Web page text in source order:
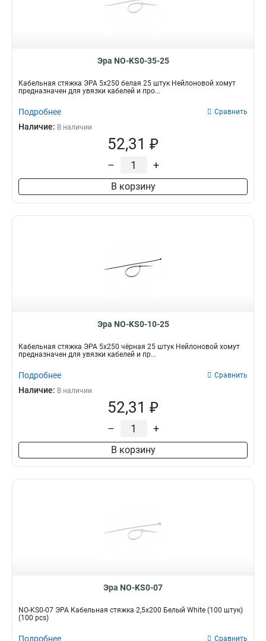
Эра NO-KS0-35-25
Кабельная стяжка ЭРА 5x250 белая 25 штук Нейлоновой хомут
предназначен для увязки кабелей и про...
Подробнее Сравнить
Наличие: В наличии
52,31 ₽
– +
В корзину
Эра NO-KS0-10-25
Кабельная стяжка ЭРА 5x250 чёрная 25 штук Нейлоновой хомут
предназначен для увязки кабелей и пр...
Подробнее Сравнить
Наличие: В наличии
52,31 ₽
– +
В корзину
Эра NO-KS0-07
NO-KS0-07 ЭРА Кабельная стяжка 2,5х200 Белый White (100 штук)
(100 pcs)
Подробнее Сравнить